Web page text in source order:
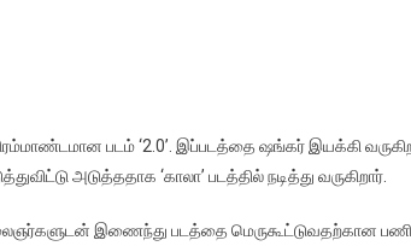
பிரம்மாண்டமான படம் ‘2.0’. இப்படத்தை ஷங்கர் இயக்கி
அடுத்ததாக ‘காலா’ படத்தில் நடித்து வருகிறார்.
இணைந்து படத்தை மெருகூட்டுவதற்கான